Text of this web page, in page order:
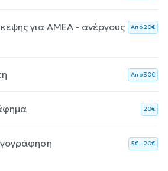
για ΑΜΕΑ - ανέργους
Aπό 20€
Aπό 30€
20€
5€ – 20€